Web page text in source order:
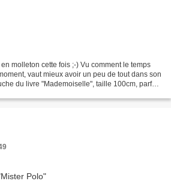
molleton cette fois ;-) Vu comment le temps
vaut mieux avoir un peu de tout dans son
du livre "Mademoiselle", taille 100cm, parfait